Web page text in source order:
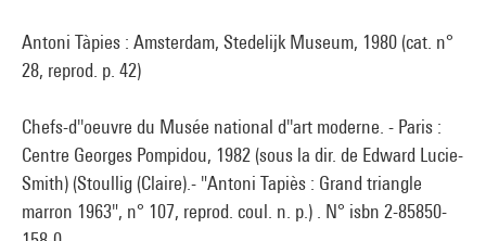
Antoni Tàpies : Amsterdam, Stedelijk Museum, 1980 (cat. n°
28, reprod. p. 42)
Chefs-d''oeuvre du Musée national d''art moderne. - Paris :
Centre Georges Pompidou, 1982 (sous la dir. de Edward Lucie-
Smith) (Stoullig (Claire).- "Antoni Tapiès : Grand triangle
marron 1963", n° 107, reprod. coul. n. p.) . N° isbn 2-85850-